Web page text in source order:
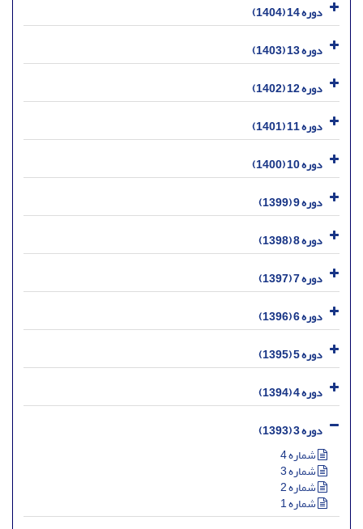
دوره 14 (1404)
دوره 13 (1403)
دوره 12 (1402)
دوره 11 (1401)
دوره 10 (1400)
دوره 9 (1399)
دوره 8 (1398)
دوره 7 (1397)
دوره 6 (1396)
دوره 5 (1395)
دوره 4 (1394)
دوره 3 (1393)
شماره 4
شماره 3
شماره 2
شماره 1